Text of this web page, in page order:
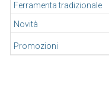
Ferramenta tradizionale
Novità
Promozioni